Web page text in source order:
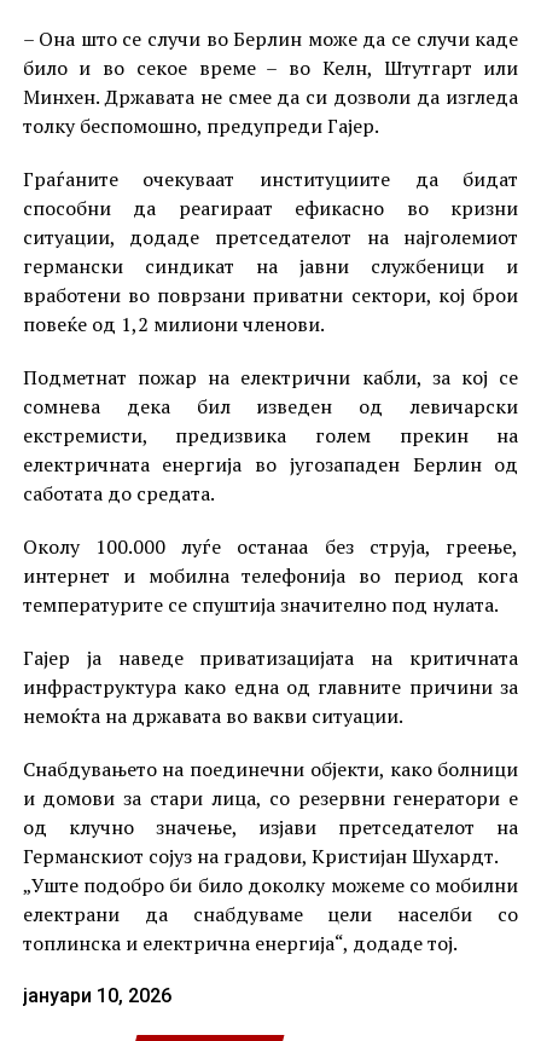
– Она што се случи во Берлин може да се случи каде
било и во секое време – во Келн, Штутгарт или
Минхен. Државата не смее да си дозволи да изгледа
толку беспомошно, предупреди Гајер.
Граѓаните очекуваат институциите да бидат
способни да реагираат ефикасно во кризни
ситуации, додаде претседателот на најголемиот
германски синдикат на јавни службеници и
вработени во поврзани приватни сектори, кој брои
повеќе од 1,2 милиони членови.
Подметнат пожар на електрични кабли, за кој се
сомнева дека бил изведен од левичарски
екстремисти, предизвика голем прекин на
електричната енергија во југозападен Берлин од
саботата до средата.
Околу 100.000 луѓе останаа без струја, греење,
интернет и мобилна телефонија во период кога
температурите се спуштија значително под нулата.
Гајер ја наведе приватизацијата на критичната
инфраструктура како една од главните причини за
немоќта на државата во вакви ситуации.
Снабдувањето на поединечни објекти, како болници
и домови за стари лица, со резервни генератори е
од клучно значење, изјави претседателот на
Германскиот сојуз на градови, Кристијан Шухардт.
„Уште подобро би било доколку можеме со мобилни
електрани да снабдуваме цели населби со
топлинска и електрична енергија“, додаде тој.
јануари 10, 2026